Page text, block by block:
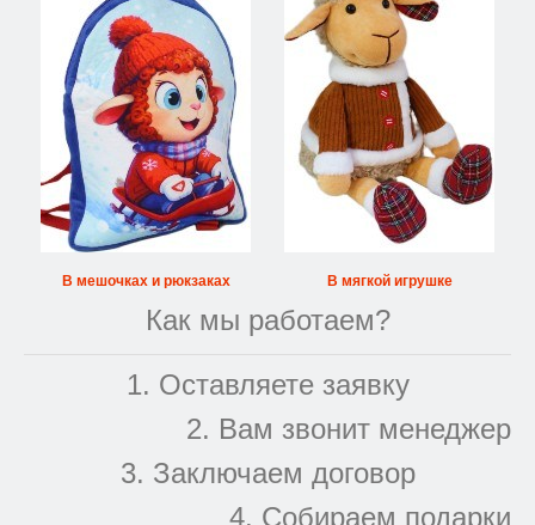
В мешочках и рюкзаках В мягкой игрушке
Как мы работаем?
1. Оставляете заявку
2. Вам звонит менеджер
3. Заключаем договор
4. Собираем подарки